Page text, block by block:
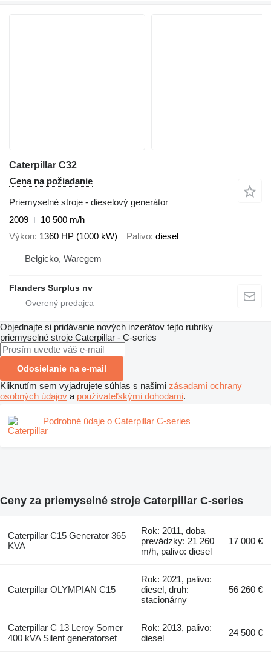
Caterpillar C32
Cena na požiadanie
Priemyselné stroje - dieselový generátor
2009
10 500 m/h
Výkon 1360 HP (1000 kW) Palivo diesel
Belgicko, Waregem
Flanders Surplus nv
Objednajte si pridávanie nových inzerátov tejto rubriky
priemyselné stroje Caterpillar - C-series
Odosielanie na e-mail
Kliknutím sem vyjadrujete súhlas s našimi zásadami ochrany
osobných údajov a používateľskými dohodami.
Podrobné údaje o Caterpillar C-series
Ceny za priemyselné stroje Caterpillar C-series
Caterpillar C15 Generator 365
KVA
Rok: 2011, doba
prevádzky: 21 260
m/h, palivo: diesel
17 000 €
Caterpillar OLYMPIAN C15
Rok: 2021, palivo:
diesel, druh:
stacionárny
56 260 €
Caterpillar C 13 Leroy Somer
400 kVA Silent generatorset
Rok: 2013, palivo:
diesel
24 500 €